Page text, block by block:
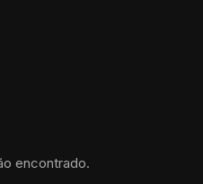
encontrado.